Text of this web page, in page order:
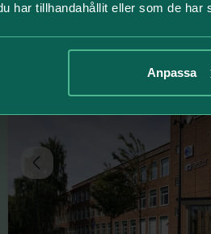
har tillhandahållit eller som de
Anpassa